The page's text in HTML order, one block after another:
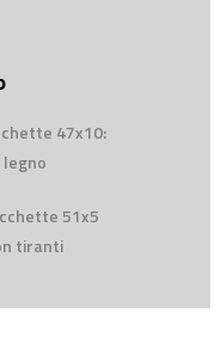
47x10:
51x5
tiranti